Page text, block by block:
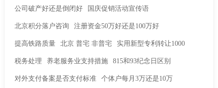
公司破产好还是倒闭好 国庆促销活动宣传语
北京积分落户咨询 注册资金50万好还是100万好
提高铁路质量 北京 普宅 非普宅 实用新型专利转让1000
税务处理 养老服务业支持措施 815和93纪念日区别
对外支付备案是否支付标准 个体户每月3万还是10万